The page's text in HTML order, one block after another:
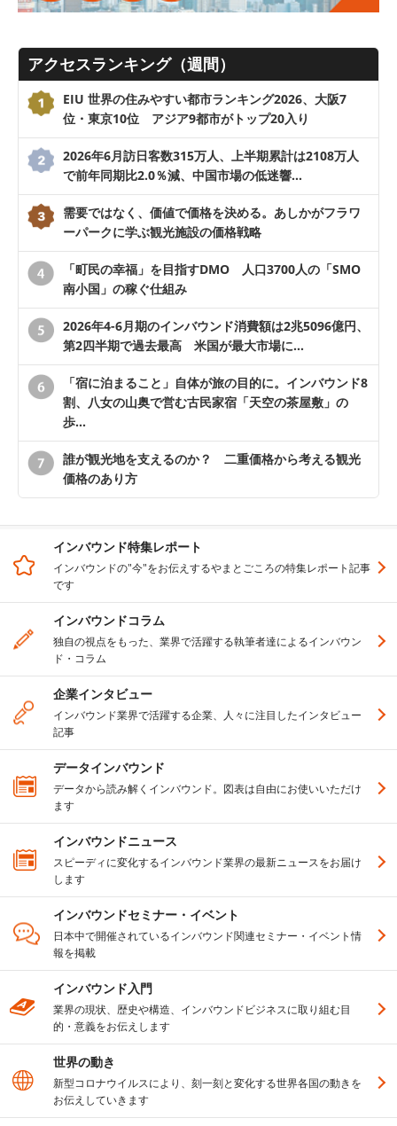
アクセスランキング（週間）
EIU 世界の住みやすい都市ランキング2026、大阪7
位・東京10位 アジア9都市がトップ20入り
2026年6月訪日客数315万人、上半期累計は2108万人
で前年同期比2.0％減、中国市場の低迷響…
需要ではなく、価値で価格を決める。あしかがフラワ
ーパークに学ぶ観光施設の価格戦略
「町民の幸福」を目指すDMO 人口3700人の「SMO
南小国」の稼ぐ仕組み
2026年4-6月期のインバウンド消費額は2兆5096億円、
第2四半期で過去最高 米国が最大市場に…
「宿に泊まること」自体が旅の目的に。インバウンド8
割、八女の山奥で営む古民家宿「天空の茶屋敷」の
歩…
誰が観光地を支えるのか？ 二重価格から考える観光
価格のあり方
インバウンド特集レポート
インバウンドの"今"をお伝えするやまとごころの特集レポート記事
です
インバウンドコラム
独自の視点をもった、業界で活躍する執筆者達によるインバウン
ド・コラム
企業インタビュー
インバウンド業界で活躍する企業、人々に注目したインタビュー
記事
データインバウンド
データから読み解くインバウンド。図表は自由にお使いいただけ
ます
インバウンドニュース
スピーディに変化するインバウンド業界の最新ニュースをお届け
します
インバウンドセミナー・イベント
日本中で開催されているインバウンド関連セミナー・イベント情
報を掲載
インバウンド入門
業界の現状、歴史や構造、インバウンドビジネスに取り組む目
的・意義をお伝えします
世界の動き
新型コロナウイルスにより、刻一刻と変化する世界各国の動きを
お伝えしていきます